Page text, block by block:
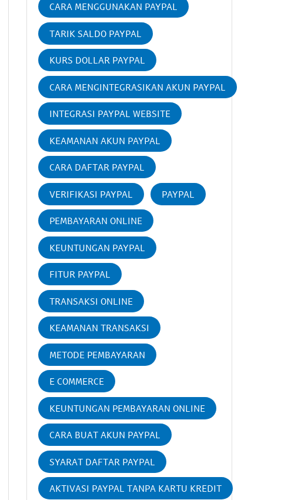
CARA MENGGUNAKAN PAYPAL
TARIK SALDO PAYPAL
KURS DOLLAR PAYPAL
CARA MENGINTEGRASIKAN AKUN PAYPAL
INTEGRASI PAYPAL WEBSITE
KEAMANAN AKUN PAYPAL
CARA DAFTAR PAYPAL
VERIFIKASI PAYPAL PAYPAL
PEMBAYARAN ONLINE
KEUNTUNGAN PAYPAL
FITUR PAYPAL
TRANSAKSI ONLINE
KEAMANAN TRANSAKSI
METODE PEMBAYARAN
E COMMERCE
KEUNTUNGAN PEMBAYARAN ONLINE
CARA BUAT AKUN PAYPAL
SYARAT DAFTAR PAYPAL
AKTIVASI PAYPAL TANPA KARTU KREDIT